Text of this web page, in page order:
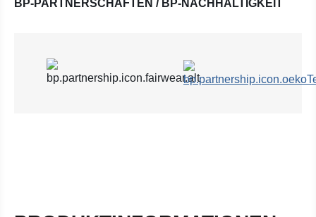
BP-PARTNERSCHAFTEN / BP-NACHHALTIGKEIT